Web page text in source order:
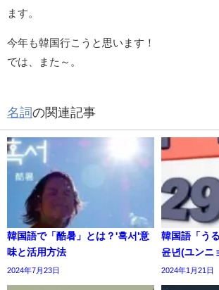
ます。
今年も韓国行こうと思います！
では、また～。
名詞の関連記事
韓国語で「酷暑」とは？'혹서'意
味と活用方法
2024年7月23日
韓国語「う
윤년(ユンニ
2024年1月21日